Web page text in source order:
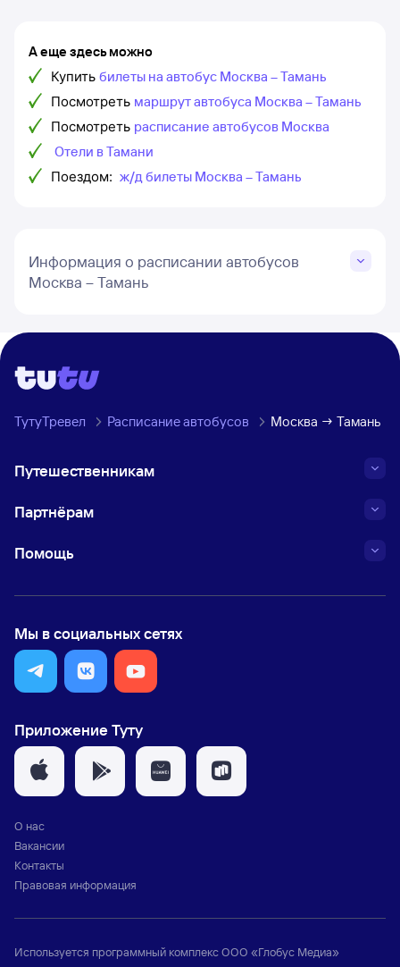
А еще здесь можно
Купить билеты на автобус Москва – Тамань
Посмотреть маршрут автобуса Москва – Тамань
Посмотреть расписание автобусов Москва
Отели в Тамани
Поездом: ж/д билеты Москва – Тамань
Информация о расписании автобусов
Москва – Тамань
ТутуТревел Расписание автобусов Москва → Тамань
Путешественникам
Партнёрам
Помощь
Мы в социальных сетях
Приложение Туту
О нас
Вакансии
Контакты
Правовая информация
Используется программный комплексООО «Глобус Медиа»